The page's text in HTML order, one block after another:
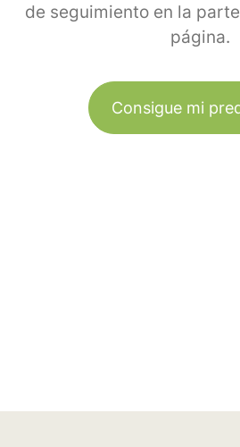
de seguimiento en la
página.
Consigue mi